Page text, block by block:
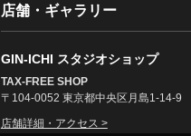
店舗・ギャラリー
GIN-ICHI スタジオショップ
TAX-FREE SHOP
〒104-0052 東京都中央区月島1-14-9
店舗詳細・アクセス >